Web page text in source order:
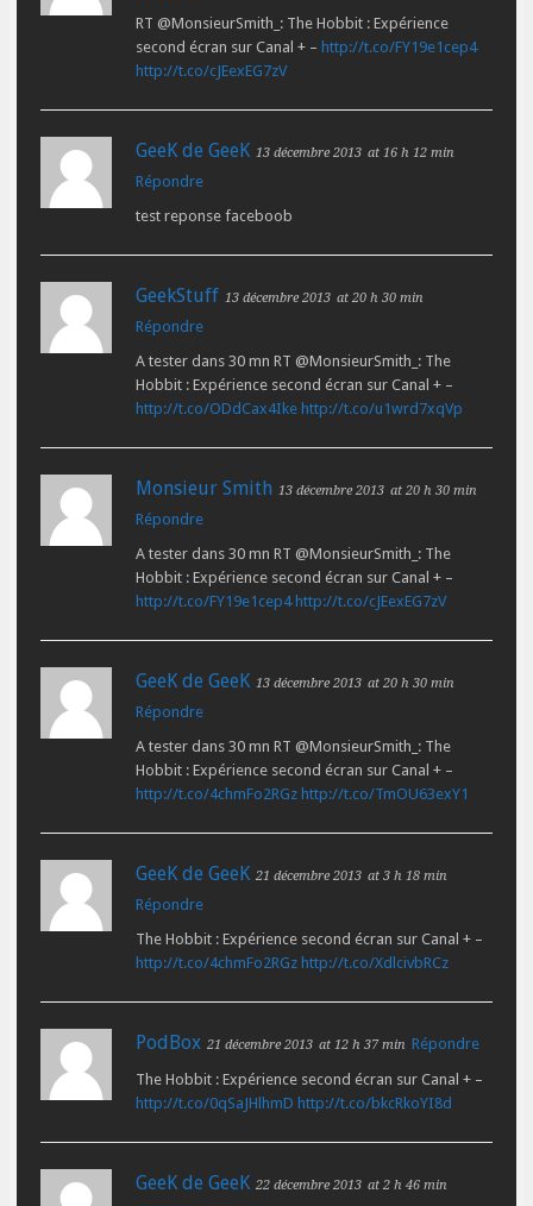
RT @MonsieurSmith_: The Hobbit : Expérience
second écran sur Canal + – http://t.co/FY19e1cep4
http://t.co/cJEexEG7zV
GeeK de GeeK 13 décembre 2013 at 16 h 12 min
Répondre
test reponse faceboob
GeekStuff 13 décembre 2013 at 20 h 30 min
Répondre
A tester dans 30 mn RT @MonsieurSmith_: The
Hobbit : Expérience second écran sur Canal + –
http://t.co/ODdCax4Ike http://t.co/u1wrd7xqVp
Monsieur Smith 13 décembre 2013 at 20 h 30 min
Répondre
A tester dans 30 mn RT @MonsieurSmith_: The
Hobbit : Expérience second écran sur Canal + –
http://t.co/FY19e1cep4 http://t.co/cJEexEG7zV
GeeK de GeeK 13 décembre 2013 at 20 h 30 min
Répondre
A tester dans 30 mn RT @MonsieurSmith_: The
Hobbit : Expérience second écran sur Canal + –
http://t.co/4chmFo2RGz http://t.co/TmOU63exY1
GeeK de GeeK 21 décembre 2013 at 3 h 18 min
Répondre
The Hobbit : Expérience second écran sur Canal + –
http://t.co/4chmFo2RGz http://t.co/XdlcivbRCz
PodBox 21 décembre 2013 at 12 h 37 min Répondre
The Hobbit : Expérience second écran sur Canal + –
http://t.co/0qSaJHlhmD http://t.co/bkcRkoYI8d
GeeK de GeeK 22 décembre 2013 at 2 h 46 min